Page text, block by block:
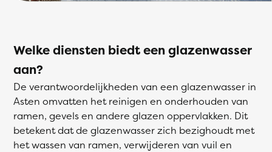
Welke diensten biedt een glazenwasser
aan?
De verantwoordelijkheden van een glazenwasser in
Asten omvatten het reinigen en onderhouden van
ramen, gevels en andere glazen oppervlakken. Dit
betekent dat de glazenwasser zich bezighoudt met
het wassen van ramen, verwijderen van vuil en